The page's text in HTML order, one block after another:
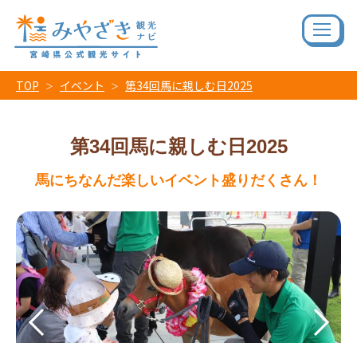
TOP イベント 第34回馬に親しむ日2025
第34回馬に親しむ日2025
馬にちなんだ楽しいイベント盛りだくさん！